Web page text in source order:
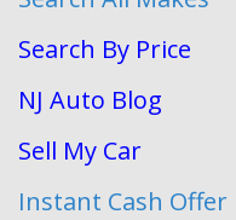
Search By Price
NJ Auto Blog
Sell My Car
Instant Cash Offer